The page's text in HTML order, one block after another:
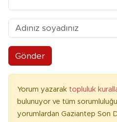
Gönder
Yorum yazarak topluluk
bulunuyor ve tüm
yorumlardan Gaziantep Son